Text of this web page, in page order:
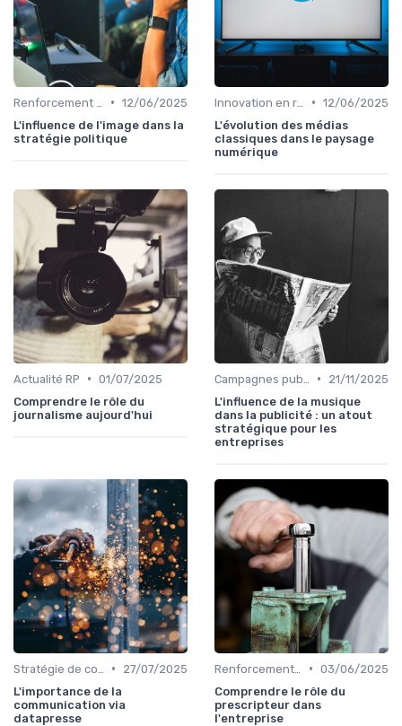
• 12/06/2025
L'influence de l'image dans la
stratégie politique
• 12/06/2025
L'évolution des médias
classiques dans le paysage
numérique
Actualité RP • 01/07/2025
Comprendre le rôle du
journalisme aujourd'hui
•
21/11/2025
L'influence de la musique
dans la publicité : un atout
stratégique pour les
entreprises
•
27/07/2025
L'importance de la
communication via
datapresse
• 03/06/2025
Comprendre le rôle du
prescripteur dans
l'entreprise